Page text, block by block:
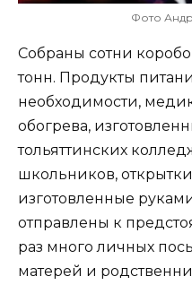
Фото
Собраны сотни
тонн. Продукты
необходимости,
обогрева,
тольяттинских
школьников,
изготовленные
отправлены к
раз много личных
матерей и